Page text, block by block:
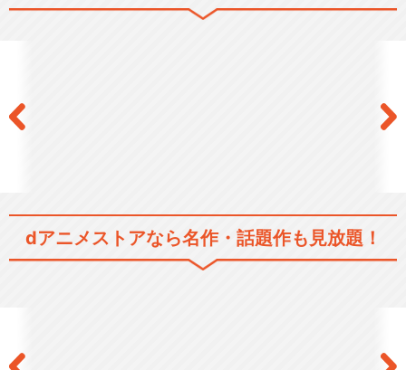
Star
dアニメストアなら名作・話題作も見放題！